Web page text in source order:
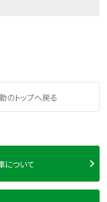
のトップへ戻る
について